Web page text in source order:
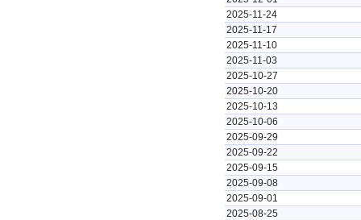
2025-11-24
2025-11-17
2025-11-10
2025-11-03
2025-10-27
2025-10-20
2025-10-13
2025-10-06
2025-09-29
2025-09-22
2025-09-15
2025-09-08
2025-09-01
2025-08-25